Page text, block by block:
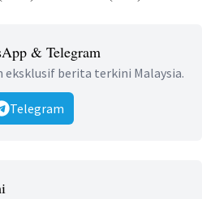
& Telegram
eksklusif berita terkini Malaysia.
Telegram